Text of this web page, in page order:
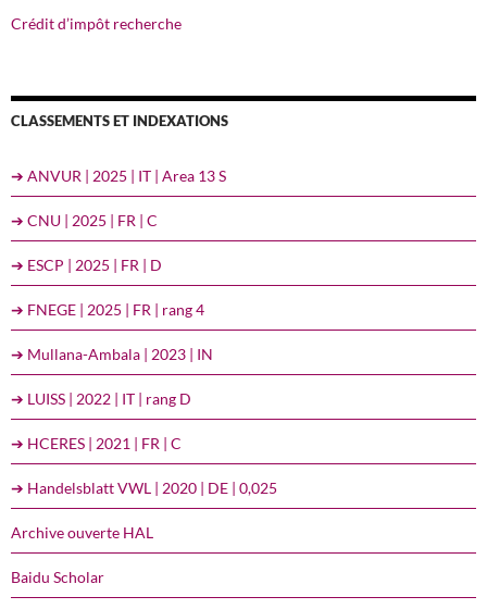
Crédit d’impôt recherche
CLASSEMENTS ET INDEXATIONS
➔ ANVUR | 2025 | IT | Area 13 S
➔ CNU | 2025 | FR | C
➔ ESCP | 2025 | FR | D
➔ FNEGE | 2025 | FR | rang 4
➔ Mullana-Ambala | 2023 | IN
➔ LUISS | 2022 | IT | rang D
➔ HCERES | 2021 | FR | C
➔ Handelsblatt VWL | 2020 | DE | 0,025
Archive ouverte HAL
Baidu Scholar